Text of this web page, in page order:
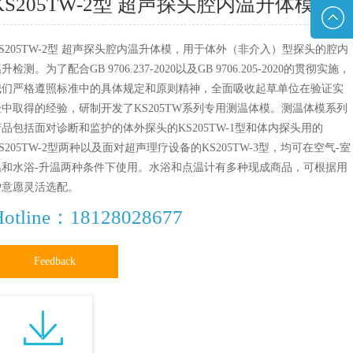
2型 超声探头腔内温升体模，用于体外（非介入）型探头的腔内
检测。为了配合GB 9706.237-2020以及GB 9706.205-2020的贯彻实施，
严格遵照标准中的具体规定和原则精神，全面吸收起草单位在验证实
取得的经验，研制开发了KS205TW系列专用测温体模。测温体模系列
包括面对诊断和监护的体外探头的KS205TW-1型和体内探头用的
2型两种以及面对超声理疗设备的KS205TW-3型，均可在空气-室
水浴-升温两种条件下使用。水浴和点温计有多种现成商品，可根据用
愿灵活选配。
：18128028677
Feedback
E-mail